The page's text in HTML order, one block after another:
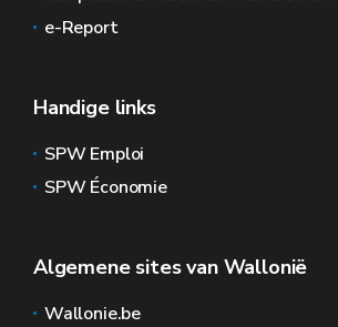
e-Report
Handige links
SPW Emploi
SPW Économie
Algemene sites van Wallonië
Wallonie.be